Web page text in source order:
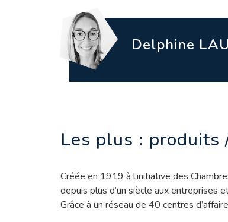
Delphine
Les plus : produits
Créée en 1919 à l’initiative des
depuis plus d’un siècle aux entreprises
Grâce à un réseau de 40 centres